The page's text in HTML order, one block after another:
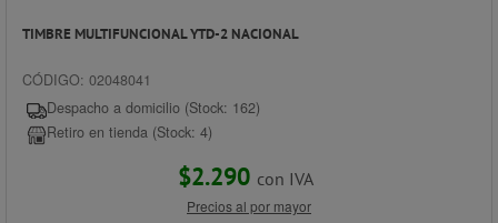
TIMBRE MULTIFUNCIONAL YTD-2 NACIONAL
CÓDIGO: 02048041
Despacho a domicilio (Stock: 162)
Retiro en tienda (Stock: 4)
$2.290 con IVA
Precios al por mayor